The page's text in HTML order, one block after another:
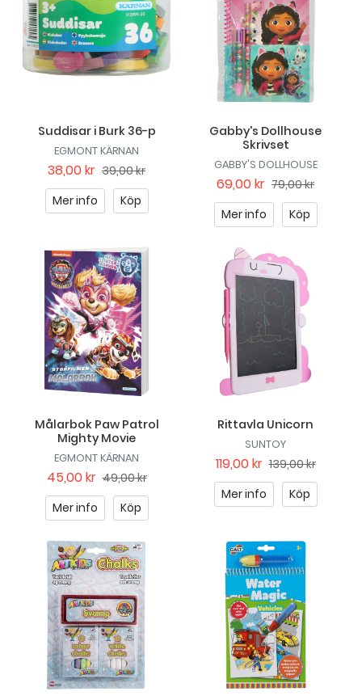
Suddisar i Burk 36-p
EGMONT KÄRNAN
38,00 kr 39,00 kr
Mer info
Köp
Gabby's Dollhouse
Skrivset
GABBY'S DOLLHOUSE
69,00 kr 79,00 kr
Mer info
Köp
Målarbok Paw Patrol
Mighty Movie
EGMONT KÄRNAN
45,00 kr 49,00 kr
Mer info
Köp
Rittavla Unicorn
SUNTOY
119,00 kr 139,00 kr
Mer info
Köp